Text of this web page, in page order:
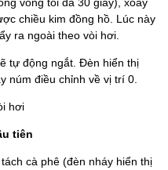
chiều kim đồng hồ. Lúc này
ra ngoài theo vòi hơi.
tự động ngắt. Đèn hiển thị
núm điều chỉnh về vị trí 0.
hơi
tiên
cà phê (đèn nháy hiển thị